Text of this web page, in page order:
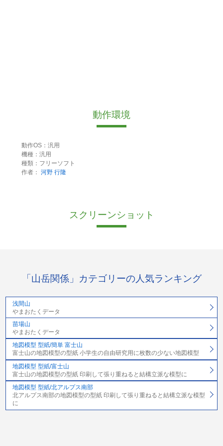
動作環境
動作OS：汎用
機種：汎用
種類：フリーソフト
作者： 河野 行隆
スクリーンショット
「山岳関係」カテゴリーの人気ランキング
浅間山
やまおたくデータ
苗場山
やまおたくデータ
地図模型 型紙/簡単 富士山
富士山の地図模型の型紙 小学生の自由研究用に枚数の少ない地図模型
地図模型 型紙/富士山
富士山の地図模型の型紙 印刷して張り重ねると結構立派な模型に
地図模型 型紙/北アルプス南部
北アルプス南部の地図模型の型紙 印刷して張り重ねると結構立派な模型
に